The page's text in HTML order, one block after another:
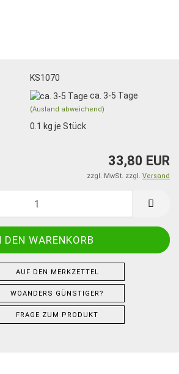
KS1070
ca. 3-5 Tage
(Ausland abweichend)
0.1 kg je Stück
33,80 EUR
zzgl. MwSt. zzgl. Versand
AUF DEN MERKZETTEL
WOANDERS GÜNSTIGER?
FRAGE ZUM PRODUKT